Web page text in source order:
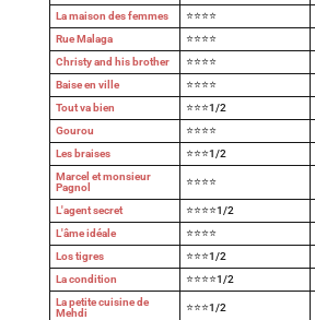
La maison des femmes ⭐⭐⭐⭐
Rue Malaga
⭐⭐⭐⭐
Christy and his brother
⭐⭐⭐⭐
Baise en ville
⭐⭐⭐⭐
Tout va bien
⭐⭐⭐1/2
Gourou
⭐⭐⭐⭐
Les braises
⭐⭐⭐1/2
Marcel et monsieur
Pagnol
⭐⭐⭐⭐
L'agent secret ⭐⭐⭐⭐1/2
L'âme idéale
⭐⭐⭐⭐
Los tigres
⭐⭐⭐1/2
La condition
⭐⭐⭐⭐1/2
La petite cuisine de
Mehdi
⭐⭐⭐1/2